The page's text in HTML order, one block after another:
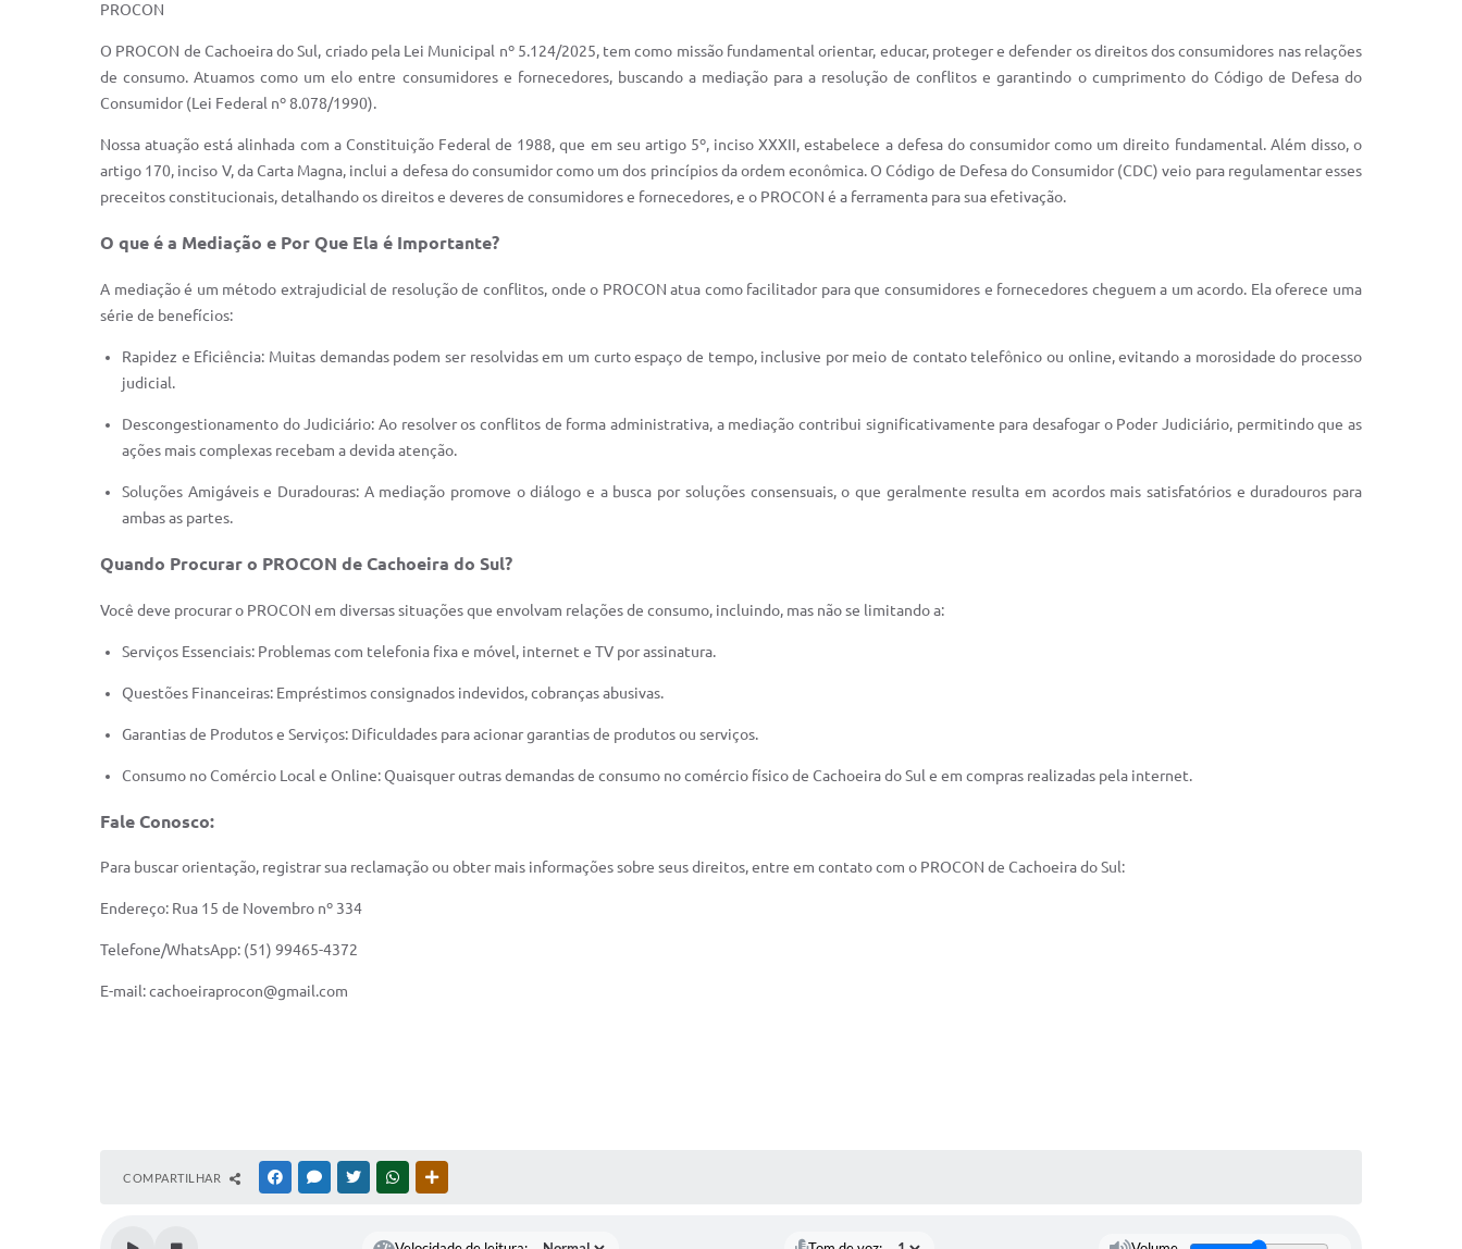
PROCON
O PROCON de Cachoeira do Sul, criado pela Lei Municipal nº 5.124/2025, tem como missão fundamental orientar, educar, proteger e defender os direitos dos consumidores nas relações
de consumo. Atuamos como um elo entre consumidores e fornecedores, buscando a mediação para a resolução de conflitos e garantindo o cumprimento do Código de Defesa do
Consumidor (Lei Federal nº 8.078/1990).
Nossa atuação está alinhada com a Constituição Federal de 1988, que em seu artigo 5º, inciso XXXII, estabelece a defesa do consumidor como um direito fundamental. Além disso, o
artigo 170, inciso V, da Carta Magna, inclui a defesa do consumidor como um dos princípios da ordem econômica. O Código de Defesa do Consumidor (CDC) veio para regulamentar esses
preceitos constitucionais, detalhando os direitos e deveres de consumidores e fornecedores, e o PROCON é a ferramenta para sua efetivação.
O que é a Mediação e Por Que Ela é Importante?
A mediação é um método extrajudicial de resolução de conflitos, onde o PROCON atua como facilitador para que consumidores e fornecedores cheguem a um acordo. Ela oferece uma
série de benefícios:
Rapidez e Eficiência: Muitas demandas podem ser resolvidas em um curto espaço de tempo, inclusive por meio de contato telefônico ou online, evitando a morosidade do processo
judicial.
Descongestionamento do Judiciário: Ao resolver os conflitos de forma administrativa, a mediação contribui significativamente para desafogar o Poder Judiciário, permitindo que as
ações mais complexas recebam a devida atenção.
Soluções Amigáveis e Duradouras: A mediação promove o diálogo e a busca por soluções consensuais, o que geralmente resulta em acordos mais satisfatórios e duradouros para
ambas as partes.
Quando Procurar o PROCON de Cachoeira do Sul?
Você deve procurar o PROCON em diversas situações que envolvam relações de consumo, incluindo, mas não se limitando a:
Serviços Essenciais: Problemas com telefonia fixa e móvel, internet e TV por assinatura.
Questões Financeiras: Empréstimos consignados indevidos, cobranças abusivas.
Garantias de Produtos e Serviços: Dificuldades para acionar garantias de produtos ou serviços.
Consumo no Comércio Local e Online: Quaisquer outras demandas de consumo no comércio físico de Cachoeira do Sul e em compras realizadas pela internet.
Fale Conosco:
Para buscar orientação, registrar sua reclamação ou obter mais informações sobre seus direitos, entre em contato com o PROCON de Cachoeira do Sul:
Endereço: Rua 15 de Novembro nº 334
Telefone/WhatsApp: (51) 99465-4372
E-mail: cachoeiraprocon@gmail.com
COMPARTILHAR FACEBOOKMESSENGER
TWITTERWHATSAPP